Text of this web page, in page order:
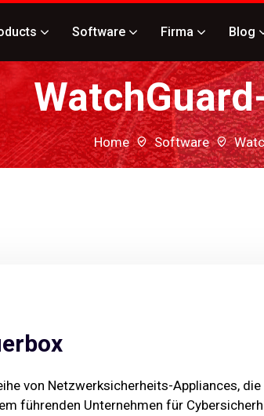
Software Firma Blog
Home Software
von Netzwerksicherheits-Appliances, die
führenden Unternehmen für